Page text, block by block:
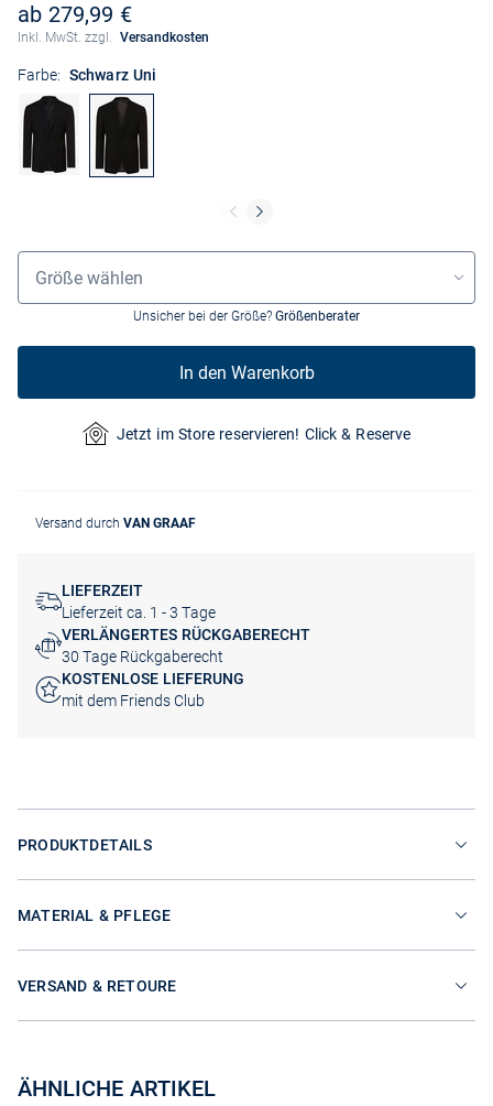
ab 279,99 €
Inkl. MwSt. zzgl. Versandkosten
Farbe: Schwarz Uni
Größenauswahl
Größe wählen
Unsicher bei der Größe? Größenberater
In den Warenkorb
Jetzt im Store reservieren! Click & Reserve
Versand durch VAN GRAAF
LIEFERZEIT
Lieferzeit ca. 1 - 3 Tage
VERLÄNGERTES RÜCKGABERECHT
30 Tage Rückgaberecht
KOSTENLOSE LIEFERUNG
mit dem Friends Club
PRODUKTDETAILS
MATERIAL & PFLEGE
VERSAND & RETOURE
ÄHNLICHE ARTIKEL